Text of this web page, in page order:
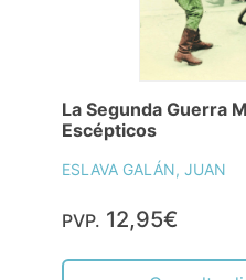
La Segunda Guerra
Escépticos
ESLAVA GALÁN, JUAN
PVP. 12,95€